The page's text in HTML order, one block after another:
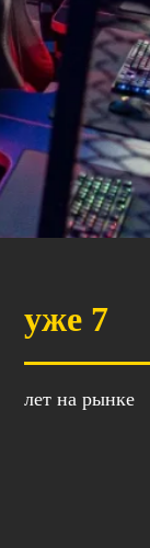
уже 7
лет на рынке